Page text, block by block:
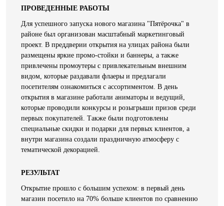
ПРОВЕДЕННЫЕ РАБОТЫ
Для успешного запуска нового магазина "Пятёрочка" в
районе был организован масштабный маркетинговый
проект. В преддверии открытия на улицах района были
размещены яркие промо-стойки и баннеры, а также
привлечены промоутеры с привлекательным внешним
видом, которые раздавали флаеры и предлагали
посетителям ознакомиться с ассортиментом. В день
открытия в магазине работали аниматоры и ведущий,
которые проводили конкурсы и розыгрыши призов среди
первых покупателей. Также были подготовлены
специальные скидки и подарки для первых клиентов, а
внутри магазина создали праздничную атмосферу с
тематической декорацией.
РЕЗУЛЬТАТ
Открытие прошло с большим успехом: в первый день
магазин посетило на 70% больше клиентов по сравнению